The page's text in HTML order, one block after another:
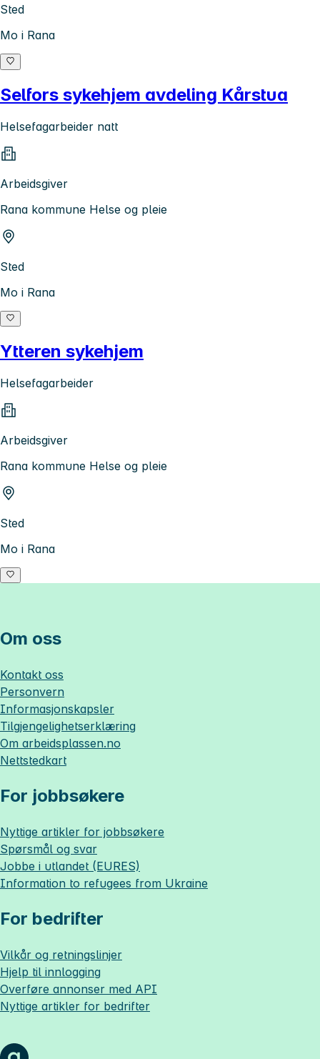
Sted
Mo i Rana
Selfors sykehjem avdeling Kårstua
Helsefagarbeider natt
Arbeidsgiver
Rana kommune Helse og pleie
Sted
Mo i Rana
Ytteren sykehjem
Helsefagarbeider
Arbeidsgiver
Rana kommune Helse og pleie
Sted
Mo i Rana
Om oss
Kontakt oss
Personvern
Informasjonskapsler
Tilgjengelighetserklæring
Om arbeidsplassen.no
Nettstedkart
For jobbsøkere
Nyttige artikler for jobbsøkere
Spørsmål og svar
Jobbe i utlandet (EURES)
Information to refugees from Ukraine
For bedrifter
Vilkår og retningslinjer
Hjelp til innlogging
Overføre annonser med API
Nyttige artikler for bedrifter